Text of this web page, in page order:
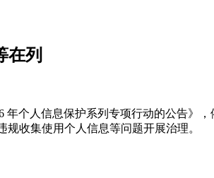
在列
个人信息保护系列专项行动的公告》
收集使用个人信息等问题开展治理。